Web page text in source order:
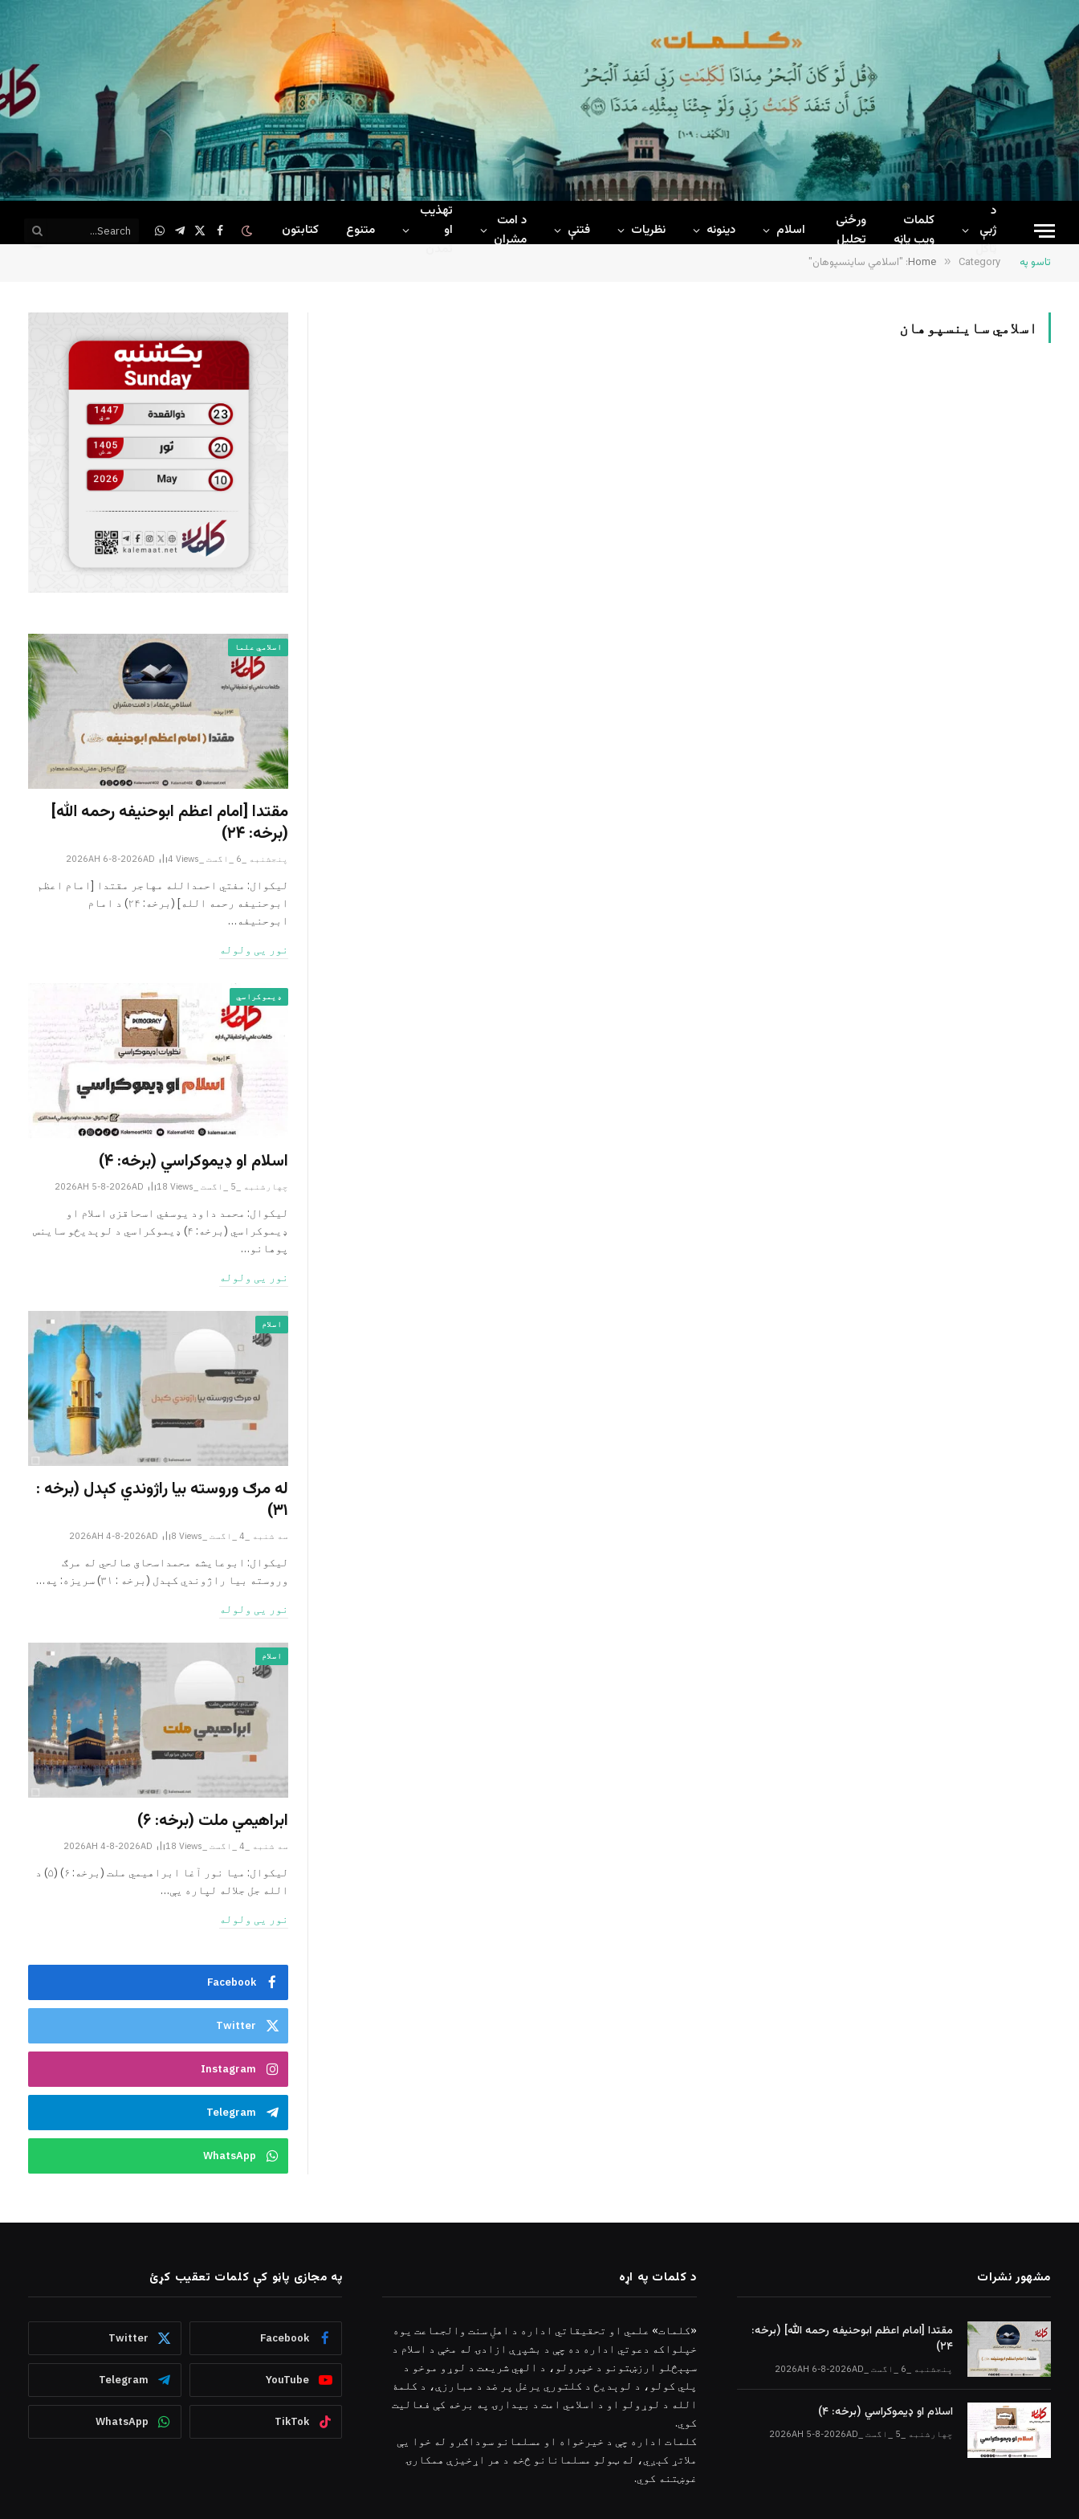
د
ژبې
ټاکل
کلمات
ويب پاڼه
ورځنی
تحلیل
اسلام دینونه نظریات فتنې
د امت
مشران
تهذیب
او
تمدن
متنوع کتابتون Facebook
X
Telegram
WhatsApp
تاسو په Home » Category: "اسلامي ساینسپوهان"
اسلامي ساینسپوهان
اسلامي علما
مقتدا [امام اعظم ابوحنیفه رحمه الله‎]
(برخه: ۲۴)
پنجشنبه _6 _اگست _2026AH 6-8-2026AD 4 Views
لیکوال: مفتي احمدالله مهاجر مقتدا [امام اعظم
ابوحنیفه رحمه الله‎] (برخه: ۲۴) د امام
ابوحنيفه…
نور یی ولوله
ډیموکراسي
اسلام او ډیموکراسي (برخه: ۴)
چهارشنبه _5 _اگست _2026AH 5-8-2026AD 18 Views
لیکوال: محمد داود یوسفي اسحاقزی اسلام او
ډیموکراسي (برخه: ۴) ډیموکراسي د لوېدیځو ساینس
پوهانو…
نور یی ولوله
اسلام
له مرګ وروسته بیا راژوندي کېدل (برخه :
۳۱)
سه شنبه _4 _اگست _2026AH 4-8-2026AD 8 Views
لیکوال: ابوعایشه محمداسحاق صالحي له مرګ
وروسته بیا راژوندي کېدل (برخه : ۳۱) سریزه: په…
نور یی ولوله
اسلام
ابراهيمي ملت (برخه: ۶)
سه شنبه _4 _اگست _2026AH 4-8-2026AD 18 Views
ليکوال: میا نور آغا ابراهيمي ملت (برخه: ۶) (۵) د
الله جل جلاله لپاره یې…
نور یی ولوله
Facebook
Twitter
Instagram
Telegram
WhatsApp
مشهور نشرات
مقتدا [امام اعظم ابوحنیفه رحمه الله‎] (برخه:
۲۴)
پنجشنبه _6 _اگست _2026AH 6-8-2026AD
اسلام او ډیموکراسي (برخه: ۴)
چهارشنبه _5 _اگست _2026AH 5-8-2026AD
د کلمات په اړه
«کلمات» علمي او تحقیقاتي اداره د اهلِ سنت والجماعت یوه
خپلواکه دعوتي اداره ده چې د بشپړې ازادۍ له مخې د اسلام د
سپېڅلو ارزښتونو د خپرولو، د الهي شریعت د لوړو موخو د
پلي کولو، د لوېدیځ د کلتوري یرغل پر ضد د مبارزې، د کلمۀ
الله د لوړولو او د اسلامي امت د بیدارۍ په برخه کې فعالیت
کوي.
کلمات اداره چې د خیرخواه او مسلمانو سوداګرو له خوا یې
ملاتړ کېږي، له ټولو مسلمانانو څخه د هر اړخیزې همکارۍ
غوښتنه کوي.
په مجازی پاڼو کې کلمات تعقیب کړئ
Facebook
Twitter
YouTube
Telegram
TikTok
WhatsApp